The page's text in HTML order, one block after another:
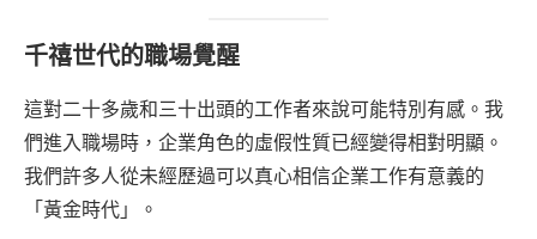
千禧世代的職場覺醒
這對二十多歲和三十出頭的工作者來說可能特別有感。我
們進入職場時，企業角色的虛假性質已經變得相對明顯。
我們許多人從未經歷過可以真心相信企業工作有意義的
「黃金時代」。